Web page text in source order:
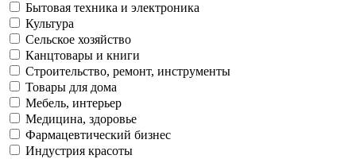
Бытовая техника и электроника
Культура
Сельское хозяйство
Канцтовары и книги
Строительство, ремонт, инструменты
Товары для дома
Мебель, интерьер
Медицина, здоровье
Фармацевтический бизнес
Индустрия красоты